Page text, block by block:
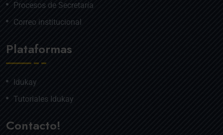
Procesos de Secretaría
Correo institucional
Plataformas
Idukay
Tutoriales Idukay
Contacto!